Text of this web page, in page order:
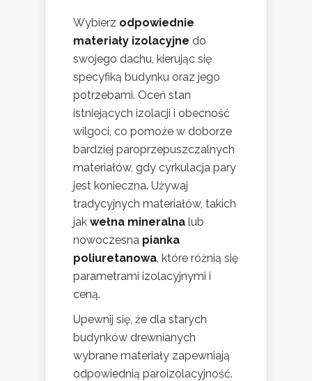
Wybierz odpowiednie
materiały izolacyjne do
swojego dachu, kierując się
specyfiką budynku oraz jego
potrzebami. Oceń stan
istniejących izolacji i obecność
wilgoci, co pomoże w doborze
bardziej paroprzepuszczalnych
materiałów, gdy cyrkulacja pary
jest konieczna. Używaj
tradycyjnych materiałów, takich
jak wełna mineralna lub
nowoczesna pianka
poliuretanowa , które różnią się
parametrami izolacyjnymi i
ceną.
Upewnij się, że dla starych
budynków drewnianych
wybrane materiały zapewniają
odpowiednią paroizolacyjność.